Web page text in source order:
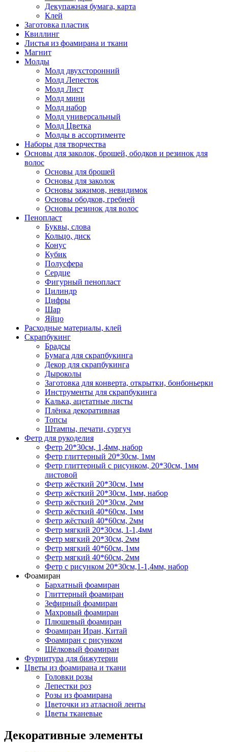
Декупажная бумага, карта
Клей
Заготовка пластик
Квиллинг
Листья из фоамирана и ткани
Магнит
Молды
Молд двухсторонний
Молд Лепесток
Молд Лист
Молд мини
Молд набор
Молд универсальный
Молд Цветка
Молды в ассортименте
Наборы для творчества
Основы для заколок, брошей, ободков и резинок для
волос
Основы для брошей
Основы для заколок
Основы зажимов, невидимок
Основы ободков, гребней
Основы резинок для волос
Пенопласт
Буквы, слова
Кольцо, диск
Конус
Кубик
Полусфера
Сердце
Фигурный пенопласт
Цилиндр
Цифры
Шар
Яйцо
Расходные материалы, клей
Скрапбукинг
Брадсы
Бумага для скрапбукинга
Декор для скрапбукинга
Дыроколы
Заготовка для конверта, открытки, бонбоньерки
Инструменты для скрапбукинга
Калька, ацетатные листы
Плёнка декоративная
Топсы
Штампы, печати, сургуч
Фетр для рукоделия
Фетр 20*30см, 1,4мм, набор
Фетр глиттерный 20*30см, 1мм
Фетр глиттерный с рисунком, 20*30см, 1мм
листовой
Фетр жёсткий 20*30см, 1мм
Фетр жёсткий 20*30см, 1мм, набор
Фетр жёсткий 20*30см, 2мм
Фетр жёсткий 40*60см, 1мм
Фетр жёсткий 40*60см, 2мм
Фетр мягкий 20*30см, 1-1,4мм
Фетр мягкий 20*30см, 2мм
Фетр мягкий 40*60см, 1мм
Фетр мягкий 40*60см, 2мм
Фетр с рисунком 20*30см,1-1,4мм, набор
Фоамиран
Бархатный фоамиран
Глиттерный фоамиран
Зефирный фоамиран
Махровый фоамиран
Плюшевый фоамиран
Фоамиран Иран, Китай
Фоамиран с рисунком
Шёлковый фоамиран
Фурнитура для бижутерии
Цветы из фоамирана и ткани
Головки розы
Лепестки роз
Розы из фоамирана
Цветочки из атласной ленты
Цветы тканевые
Декоративные элементы